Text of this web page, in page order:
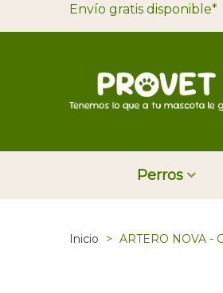
Envío gratis disponible*
Perros
Inicio > ARTERO NOVA -